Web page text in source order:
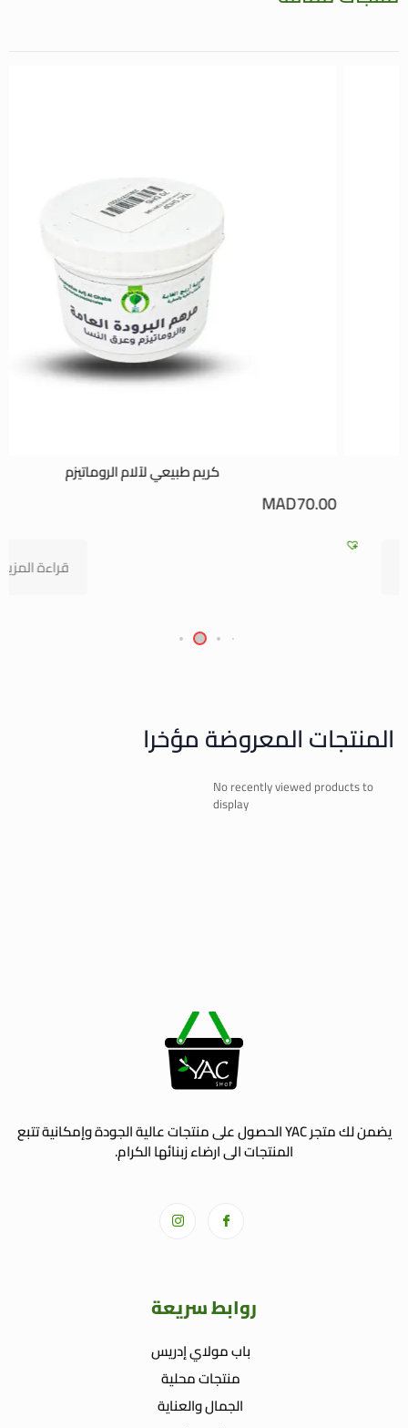
كريم طبيعي لآلام الروماتيزم
MAD
قراءة المزيد
المنتجات المعروضة مؤخرا
No recently viewed products to
display
يضمن لك متجر YAC الحصول على منتجات عالية الجودة وإمكانية تتبع
المنتجات الى ارضاء زبنائها الكرام.
روابط سريعة
باب مولاي إدريس
منتجات محلية
الجمال والعناية